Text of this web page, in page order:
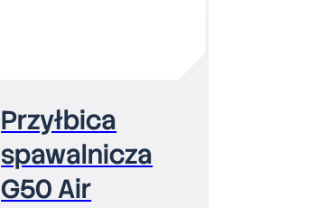
Przyłbica
spawalnicza
G50 Air